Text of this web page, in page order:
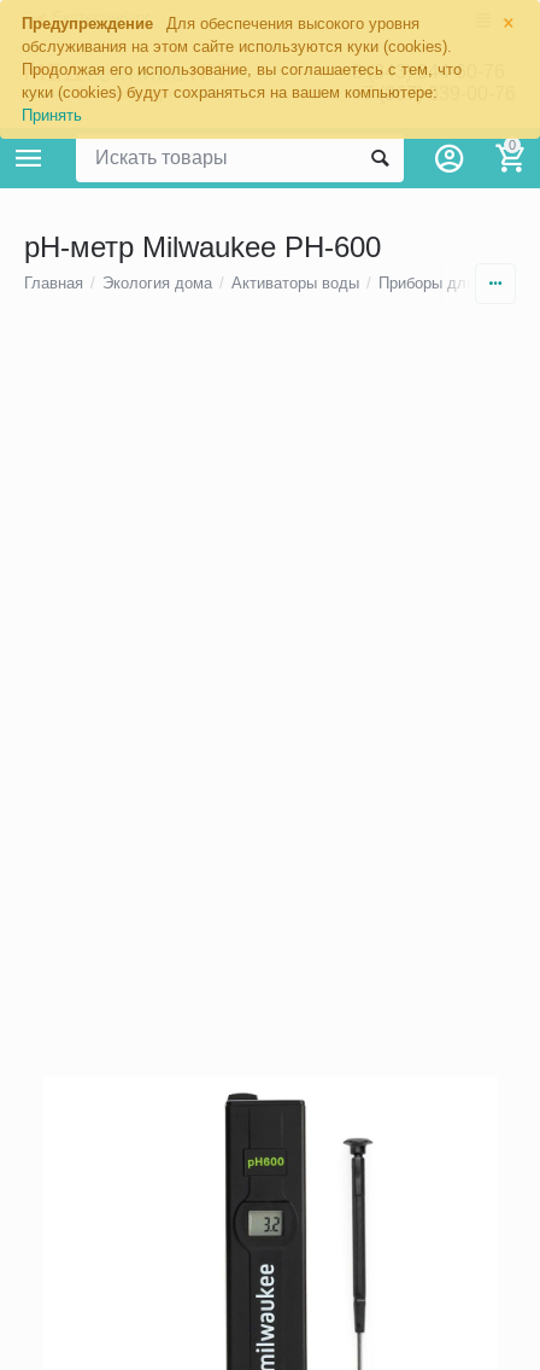
×
Предупреждение
Для обеспечения высокого уровня
обслуживания на этом сайте используются куки (cookies).
Продолжая его использование, вы соглашаетесь с тем, что
куки (cookies) будут сохраняться на вашем компьютере:
Принять
Екатеринбург
8 (343) 344-60-76
+7 (967) 639-00-76
0
pH-метр Milwaukee PH-600
Главная / Экология дома / Активаторы воды / Приборы для